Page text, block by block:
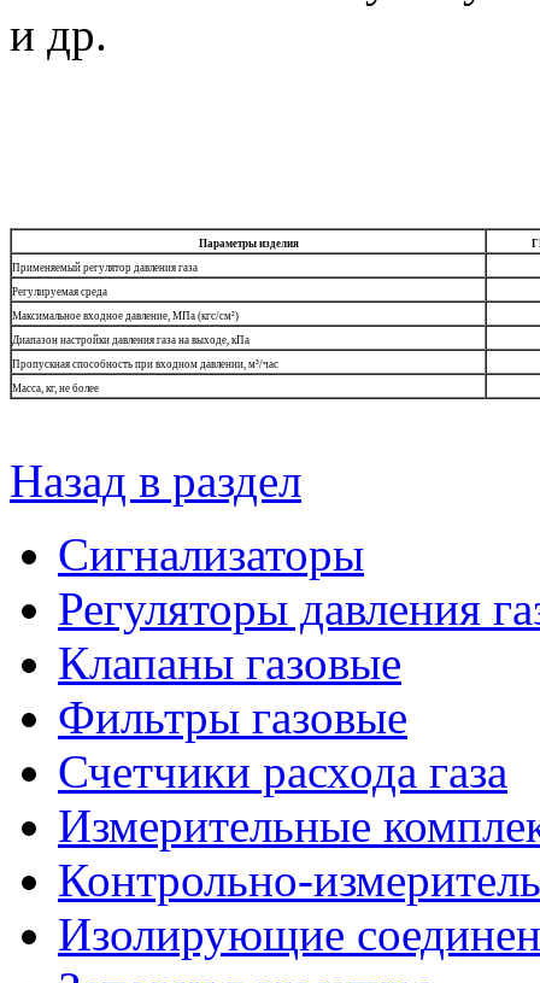
и др.
Параметры изделия
Применяемый регулятор давления газа
Регулируемая среда
Максимальное входное давление, МПа (кгс/см²)
Диапазон настройки давления газа на выходе, кПа
Пропускная способность при входном давлении, м³/час
Масса, кг, не более
Назад в раздел
Сигнализаторы
Регуляторы давления
Клапаны газовые
Фильтры газовые
Счетчики расхода газа
Измерительные
Контрольно-
Изолирующие